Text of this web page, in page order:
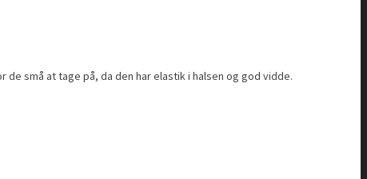
små at tage på, da den har elastik i halsen og god vidde.